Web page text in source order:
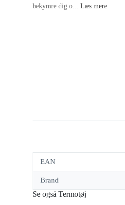
bekymre dig o...Læs mere
EAN
Brand
Se også Termotøj